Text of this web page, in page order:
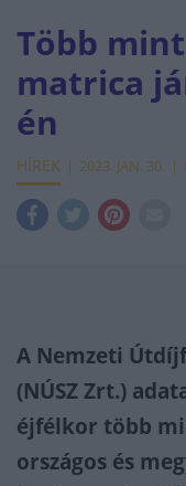
Több
matrica
én
HÍREK 2023. JAN. 30.
A Nemzeti
(NÚSZ Zrt.)
éjfélkor több
országos és